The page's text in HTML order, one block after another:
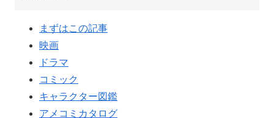
まずはこの記事
映画
ドラマ
コミック
キャラクター図鑑
アメコミカタログ